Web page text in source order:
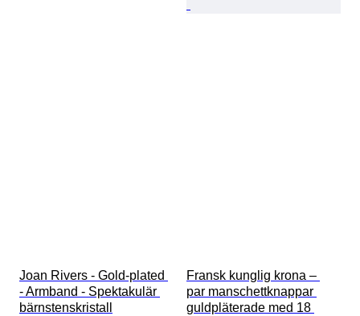
Joan Rivers - Gold-plated
- Armband - Spektakulär
bärnstenskristall
Fransk kunglig krona –
par manschettknappar
guldpläterade med 18